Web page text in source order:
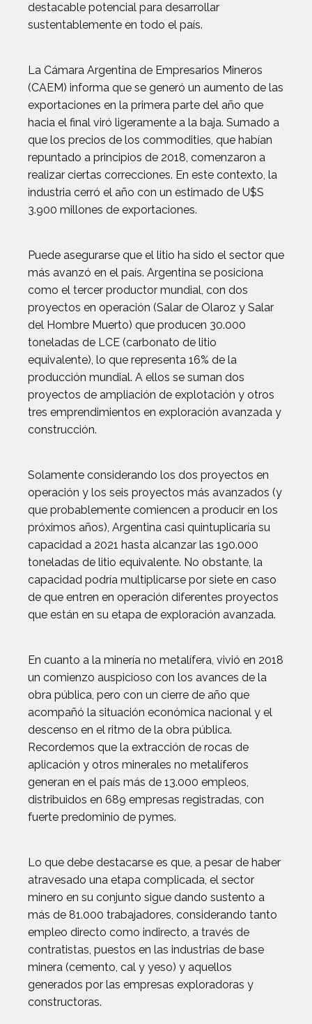
destacable potencial para desarrollar
sustentablemente en todo el país.
La Cámara Argentina de Empresarios Mineros
(CAEM) informa que se generó un aumento de las
exportaciones en la primera parte del año que
hacia el final viró ligeramente a la baja. Sumado a
que los precios de los commodities, que habían
repuntado a principios de 2018, comenzaron a
realizar ciertas correcciones. En este contexto, la
industria cerró el año con un estimado de U$S
3.900 millones de exportaciones.
Puede asegurarse que el litio ha sido el sector que
más avanzó en el país. Argentina se posiciona
como el tercer productor mundial, con dos
proyectos en operación (Salar de Olaroz y Salar
del Hombre Muerto) que producen 30.000
toneladas de LCE (carbonato de litio
equivalente), lo que representa 16% de la
producción mundial. A ellos se suman dos
proyectos de ampliación de explotación y otros
tres emprendimientos en exploración avanzada y
construcción.
Solamente considerando los dos proyectos en
operación y los seis proyectos más avanzados (y
que probablemente comiencen a producir en los
próximos años), Argentina casi quintuplicaría su
capacidad a 2021 hasta alcanzar las 190.000
toneladas de litio equivalente. No obstante, la
capacidad podría multiplicarse por siete en caso
de que entren en operación diferentes proyectos
que están en su etapa de exploración avanzada.
En cuanto a la minería no metalífera, vivió en 2018
un comienzo auspicioso con los avances de la
obra pública, pero con un cierre de año que
acompañó la situación económica nacional y el
descenso en el ritmo de la obra pública.
Recordemos que la extracción de rocas de
aplicación y otros minerales no metalíferos
generan en el país más de 13.000 empleos,
distribuidos en 689 empresas registradas, con
fuerte predominio de pymes.
Lo que debe destacarse es que, a pesar de haber
atravesado una etapa complicada, el sector
minero en su conjunto sigue dando sustento a
más de 81.000 trabajadores, considerando tanto
empleo directo como indirecto, a través de
contratistas, puestos en las industrias de base
minera (cemento, cal y yeso) y aquellos
generados por las empresas exploradoras y
constructoras.